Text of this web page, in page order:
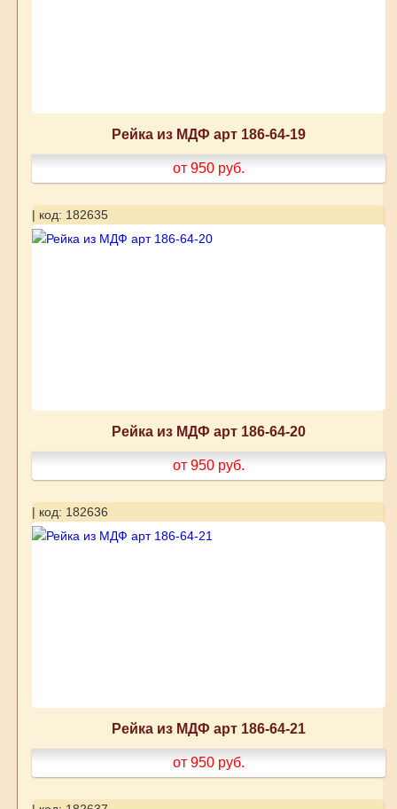
Рейка из МДФ арт 186-64-19
от 950 руб.
| код: 182635
Рейка из МДФ арт 186-64-20
от 950 руб.
| код: 182636
Рейка из МДФ арт 186-64-21
от 950 руб.